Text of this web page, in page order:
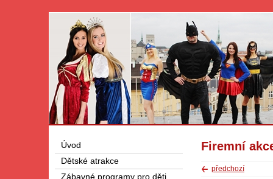
Firemní
předchozí
Úvod
Dětské atrakce
Zábavné programy pro děti